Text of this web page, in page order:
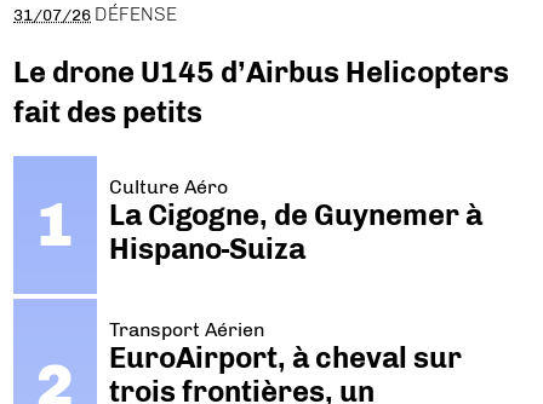
31/07/26 DÉFENSE
Le drone U145 d’Airbus Helicopters
fait des petits
Culture Aéro
La Cigogne, de Guynemer à
Hispano-Suiza
Transport Aérien
EuroAirport, à cheval sur
trois frontières, un